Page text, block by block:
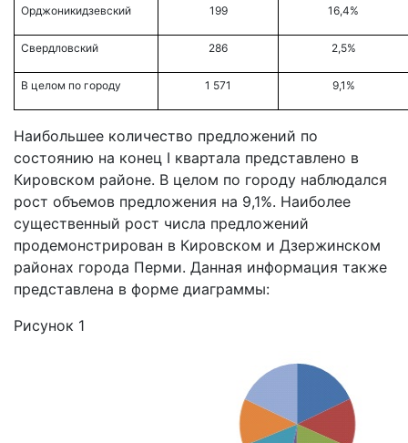
Орджоникидзевский 199 16,4%
Свердловский 286 2,5%
В целом по городу 1 571 9,1%
Наибольшее количество предложений по
состоянию на конец I квартала представлено в
Кировском районе. В целом по городу наблюдался
рост объемов предложения на 9,1%. Наиболее
существенный рост числа предложений
продемонстрирован в Кировском и Дзержинском
районах города Перми. Данная информация также
представлена в форме диаграммы:
Рисунок 1